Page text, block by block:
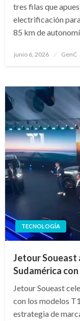
tres filas que
electrificación
85 km de
Publicado
junio 6, 2026 GenC
TECNOLOGÍA
Jetour Soueast
Sudamérica
Jetour Soueast
con los modelos
estrategia de